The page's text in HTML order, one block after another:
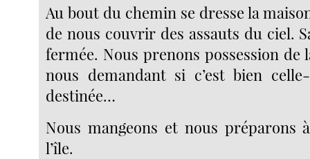
Au bout du chemin se dresse la
de nous couvrir des assauts du ciel.
fermée. Nous prenons possession de
nous demandant si c’est bien
destinée…
Nous mangeons et nous préparons
l’île.